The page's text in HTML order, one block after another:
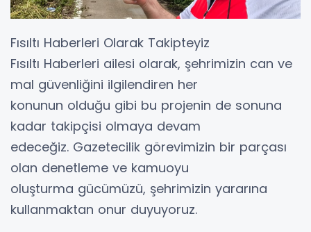
Fısıltı Haberleri Olarak Takipteyiz
Fısıltı Haberleri ailesi olarak, şehrimizin can ve
mal güvenliğini ilgilendiren her
konunun olduğu gibi bu projenin de sonuna
kadar takipçisi olmaya devam
edeceğiz. Gazetecilik görevimizin bir parçası
olan denetleme ve kamuoyu
oluşturma gücümüzü, şehrimizin yararına
kullanmaktan onur duyuyoruz.